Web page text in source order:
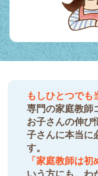
もしひとつでも
専門の家庭教師
お子さんの伸び
子さんに本当に
す。
「家庭教師は